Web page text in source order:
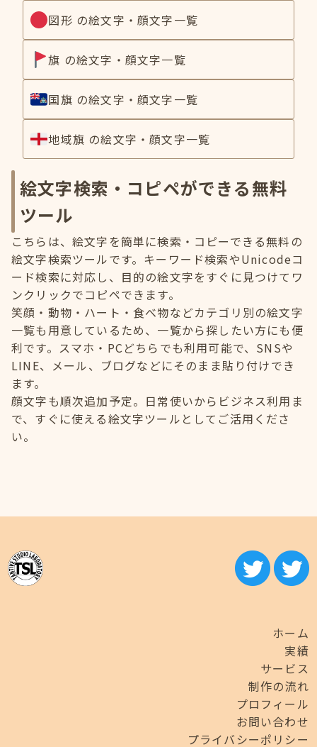
図形 の絵文字・顔文字一覧
旗 の絵文字・顔文字一覧
国旗 の絵文字・顔文字一覧
地域旗 の絵文字・顔文字一覧
絵文字検索・コピペができる無料
ツール
こちらは、絵文字を簡単に検索・コピーできる無料の
絵文字検索ツールです。キーワード検索やUnicodeコ
ード検索に対応し、目的の絵文字をすぐに見つけてワ
ンクリックでコピペできます。
笑顔・動物・ハート・食べ物などカテゴリ別の絵文字
一覧も用意しているため、一覧から探したい方にも便
利です。スマホ・PCどちらでも利用可能で、SNSや
LINE、メール、ブログなどにそのまま貼り付けでき
ます。
顔文字も順次追加予定。日常使いからビジネス利用ま
で、すぐに使える絵文字ツールとしてご活用くださ
い。
ホーム
実績
サービス
制作の流れ
プロフィール
お問い合わせ
プライバシーポリシー